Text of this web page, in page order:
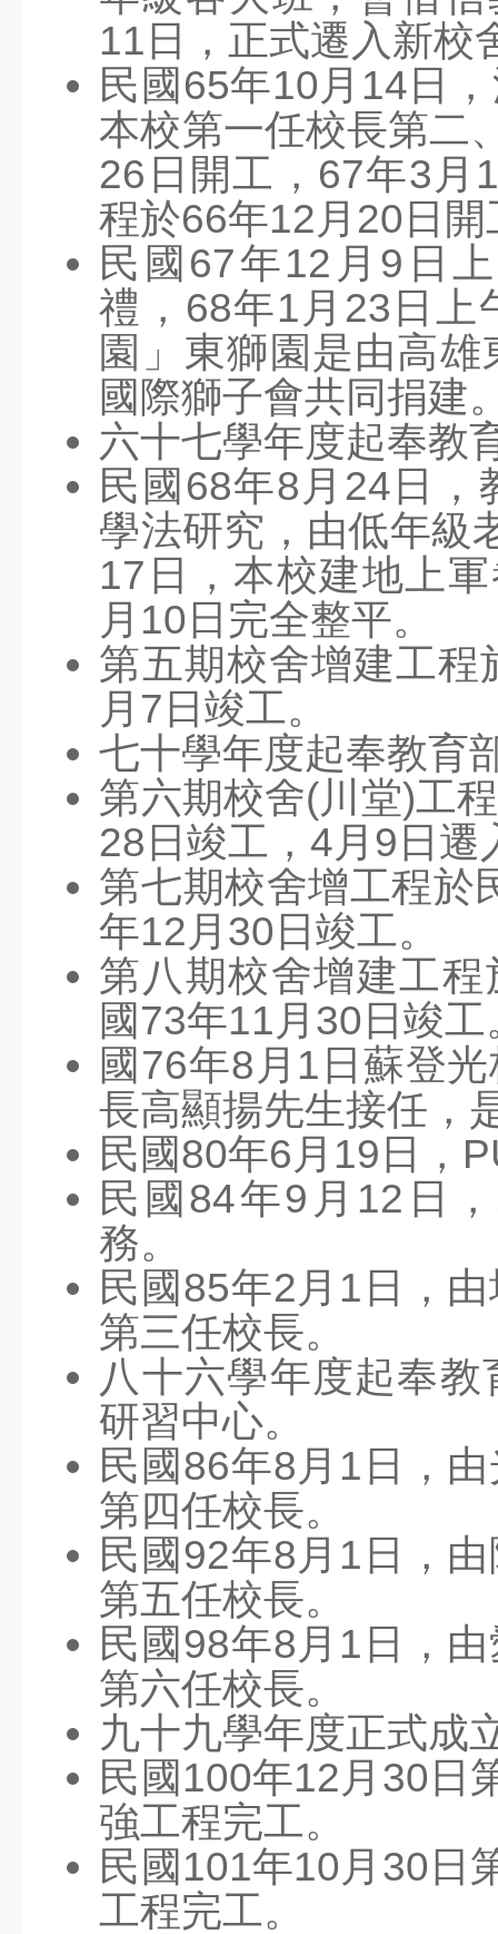
活動影片
美術班課程計畫114
美術班課程計畫115
家長專區
家長安心專區
社團營隊
教科書版本
七賢YouTube
幼兒園FB
班親會宣導
意見反應
霸凌申訴
資訊服務入口
教師進修網
研習訊息
器材借用
線上報修
場地預約
無線網路服務
Canva
教育百寶箱
人事服務網
高市教師職業工會
高市教產工會
環境教育網
11日，正式遷入新校
民國65年10月14日
本校第一任校長第二
26日開工，67年3月
程於66年12月20日
民國67年12月9日
禮，68年1月23日上
園」東獅園是由高
國際獅子會共同捐建
六十七學年度起奉教
民國68年8月24日，
學法研究，由低年級
17日，本校建地上
月10日完全整平。
第五期校舍增建工
月7日竣工。
七十學年度起奉教育
第六期校舍(川堂)工
28日竣工，4月9日遷
第七期校舍增工程於
年12月30日竣工。
第八期校舍增建工
國73年11月30日竣工
國76年8月1日蘇登
長高顯揚先生接任，
民國80年6月19日，
民國84年9月12日
務。
民國85年2月1日，
第三任校長。
八十六學年度起奉
研習中心。
民國86年8月1日，
第四任校長。
民國92年8月1日，
第五任校長。
民國98年8月1日，
第六任校長。
九十九學年度正式成
民國100年12月30日
強工程完工。
民國101年10月30日
工程完工。